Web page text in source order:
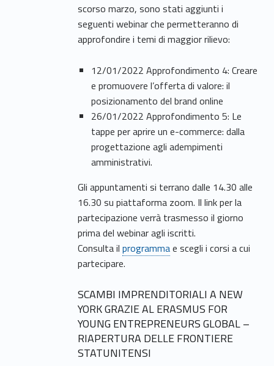
scorso marzo, sono stati aggiunti i
seguenti webinar che permetteranno di
approfondire i temi di maggior rilievo:
12/01/2022 Approfondimento 4: Creare
e promuovere l’offerta di valore: il
posizionamento del brand online
26/01/2022 Approfondimento 5: Le
tappe per aprire un e-commerce: dalla
progettazione agli adempimenti
amministrativi.
Gli appuntamenti si terrano dalle 14.30 alle
16.30 su piattaforma zoom. Il link per la
partecipazione verrà trasmesso il giorno
prima del webinar agli iscritti.
Consulta il programmae scegli i corsi a cui
partecipare.
SCAMBI IMPRENDITORIALI A NEW
YORK GRAZIE AL ERASMUS FOR
YOUNG ENTREPRENEURS GLOBAL –
RIAPERTURA DELLE FRONTIERE
STATUNITENSI